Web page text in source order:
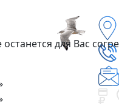
для Вас